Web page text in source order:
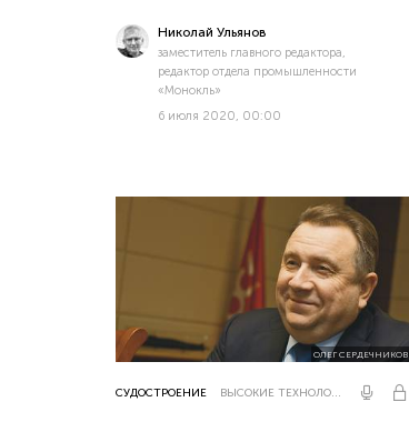
Николай Ульянов
заместитель главного редактора,
редактор отдела промышленности
«Монокль»
6 июля 2020, 00:00
ОЛЕГ СЕРДЕЧНИКОВ
СУДОСТРОЕНИЕ ВЫСОКИЕ ТЕХНОЛОГИИ